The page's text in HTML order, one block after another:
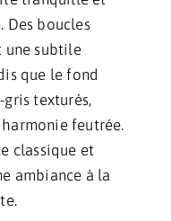
Des boucles
une subtile
que le fond
gris texturés,
feutrée.
classique et
ambiance à la